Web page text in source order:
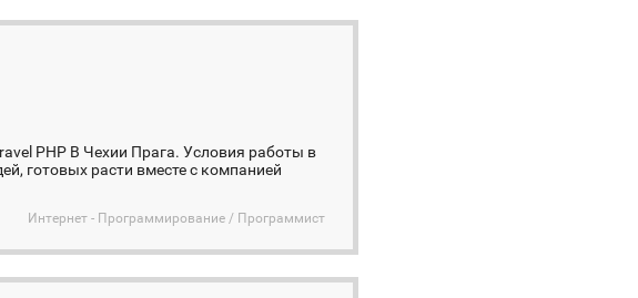
PHP В Чехии Прага. Условия работы в
готовых расти вместе с компанией
Интернет - Программирование / Программист